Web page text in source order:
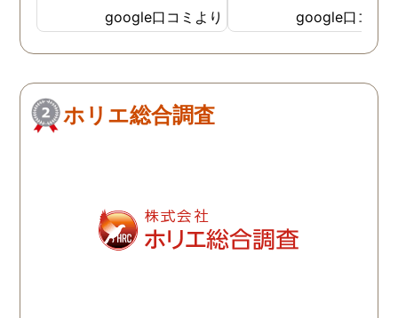
す。はじめからこちらにす
ればよかったです😢 …
google口コミより google口コミ
ホリエ総合調査